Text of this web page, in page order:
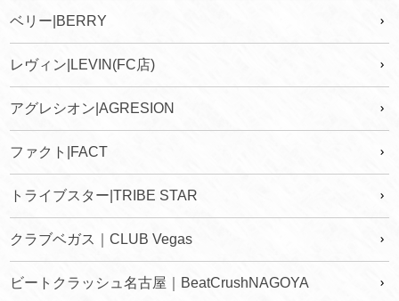
ベリー|BERRY
レヴィン|LEVIN(FC店)
アグレシオン|AGRESION
ファクト|FACT
トライブスター|TRIBE STAR
クラブベガス｜CLUB Vegas
ビートクラッシュ名古屋｜BeatCrushNAGOYA